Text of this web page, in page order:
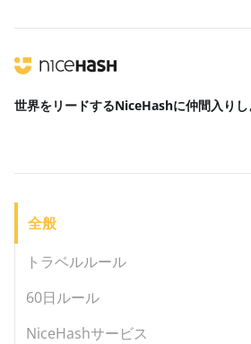
世界をリードするNiceHashに仲間入りし
全般
トラベルルール
60日ルール
NiceHashサービス